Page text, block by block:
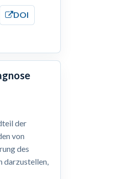
DOI
der
von
des
darzustellen,